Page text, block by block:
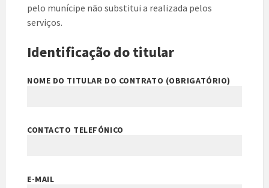
pelo munícipe não substitui a realizada pelos
serviços.
Identificação do titular
NOME DO TITULAR DO CONTRATO (OBRIGATÓRIO)
CONTACTO TELEFÓNICO
E-MAIL